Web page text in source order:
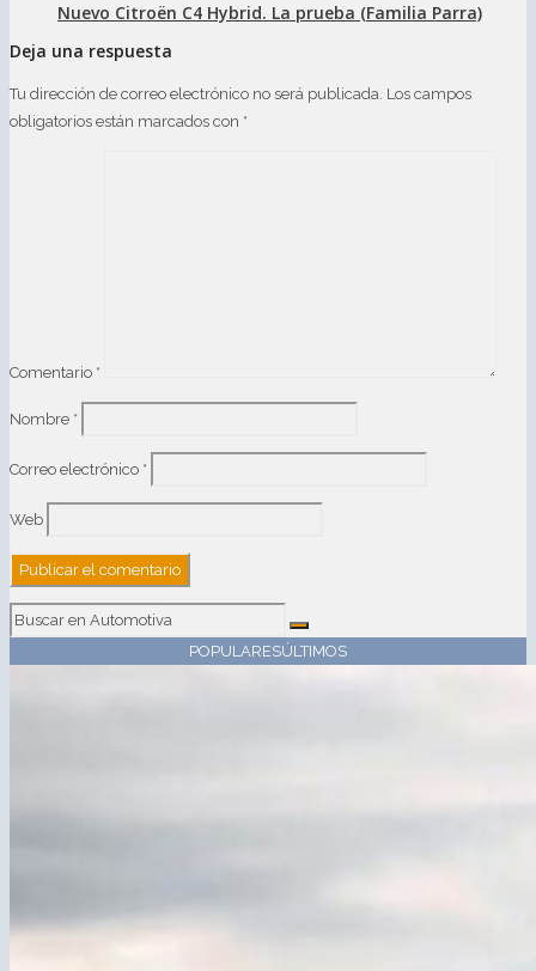
Nuevo Citroën C4 Hybrid. La prueba (Familia Parra)
Deja una respuesta
Tu dirección de correo electrónico no será publicada. Los campos
obligatorios están marcados con *
Comentario *
Nombre *
Correo electrónico *
Web
POPULARESÚLTIMOS